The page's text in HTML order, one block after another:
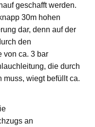
geschafft werden.
30m hohen
dar, denn auf der
den
von ca. 3 bar
die durch
muss, wiegt befüllt ca.
an